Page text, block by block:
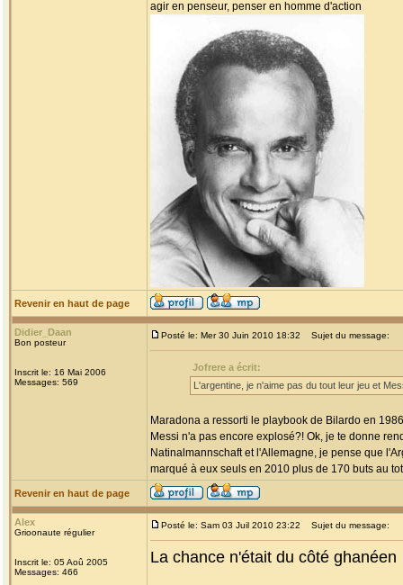
agir en penseur, penser en homme d'action
Revenir en haut de page
Didier_Daan
Bon posteur
Inscrit le: 16 Mai 2006
Messages: 569
Posté le: Mer 30 Juin 2010 18:32 Sujet du message:
Jofrere a écrit:
L'argentine, je n'aime pas du tout leur jeu et
Maradona a ressorti le playbook de Bilardo en
Messi n'a pas encore explosé?! Ok, je te donne
Natinalmannschaft et l'Allemagne, je pense que
marqué à eux seuls en 2010 plus de 170 buts au
Revenir en haut de page
Alex
Grioonaute régulier
Inscrit le: 05 Aoû 2005
Messages: 466
Posté le: Sam 03 Juil 2010 23:22 Sujet du message:
La chance n'était du côté ghanéen